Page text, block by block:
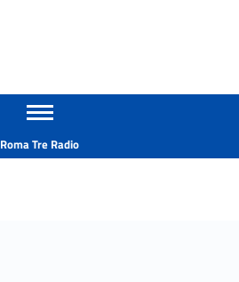
Apri il menu secondario
Roma Tre Radio